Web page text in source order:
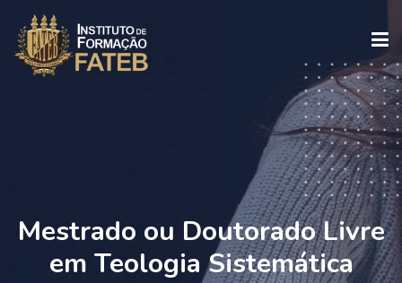
CURSOS
Mestrado ou Doutorado Livre
em Teologia Sistemática